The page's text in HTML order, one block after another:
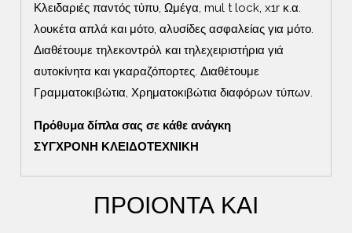
Κλειδαριές παντός τύπυ, Ωμέγα, mul t lock, x1r κ.α.
λουκέτα απλά και μότο, αλυσίδες ασφαλείας για μότο.
Διαθέτουμε τηλεκοντρόλ και τηλεχειριστήρια γιά
αυτοκίνητα και γκαραζόπορτες. Διαθέτουμε
Γραμματοκιβώτια, Χρηματοκιβώτια διαφόρων τύπων.
Πρόθυμα δίπλα σας σε κάθε ανάγκη
ΣΥΓΧΡΟΝΗ ΚΛΕΙΔΟΤΕΧΝΙΚΗ
ΠΡΟΙΟΝΤΑ ΚΑΙ